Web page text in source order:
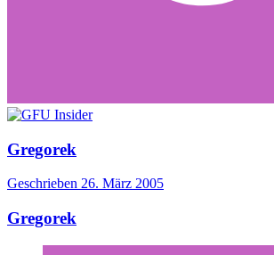
Gregorek
Geschrieben 26. März 2005
Gregorek